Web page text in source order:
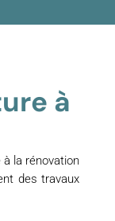
à
la rénovation
des travaux